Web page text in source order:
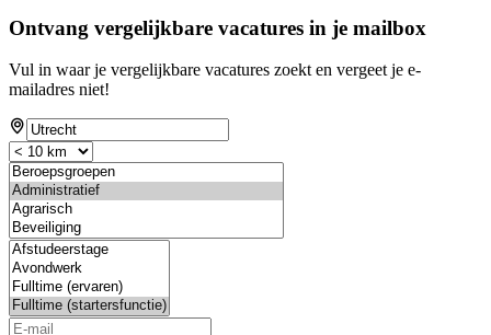
Ontvang vergelijkbare vacatures in je mailbox
Vul in waar je vergelijkbare vacatures zoekt en vergeet je e-
mailadres niet!